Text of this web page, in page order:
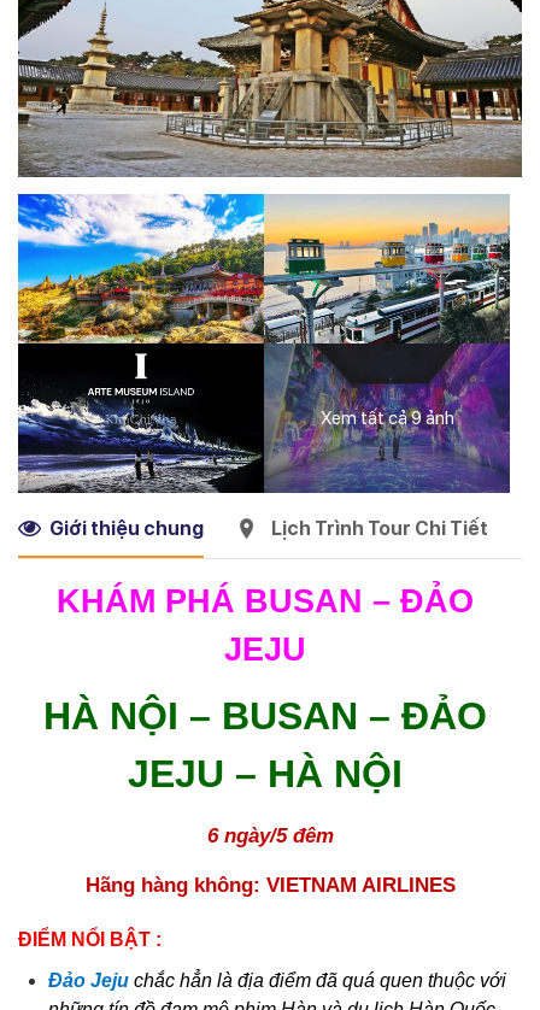
Xem tất cả 9 ảnh
Giới thiệu chung Lịch Trình Tour Chi Tiết
KHÁM PHÁ BUSAN – ĐẢO
JEJU
HÀ NỘI – BUSAN – ĐẢO
JEJU – HÀ NỘI
6 ngày/5 đêm
Hãng hàng không: VIETNAM AIRLINES
ĐIỂM NỔI BẬT :
Đảo Jeju chắc hẳn là địa điểm đã quá quen thuộc với